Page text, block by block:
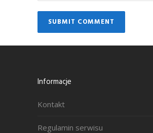
Informacje
Kontakt
Regulamin serwisu